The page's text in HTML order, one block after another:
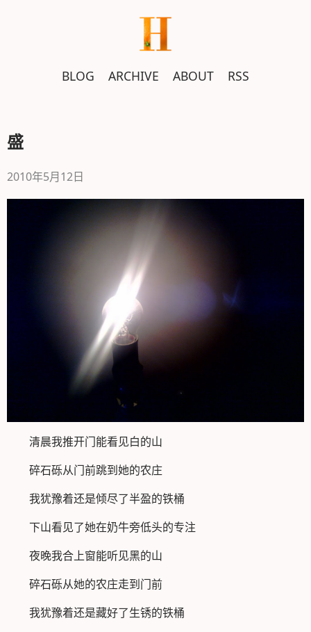
BLOG ARCHIVE ABOUT RSS
盛
2010年5月12日
清晨我推开门能看见白的山
碎石砾从门前跳到她的农庄
我犹豫着还是倾尽了半盈的铁桶
下山看见了她在奶牛旁低头的专注
夜晚我合上窗能听见黑的山
碎石砾从她的农庄走到门前
我犹豫着还是藏好了生锈的铁桶